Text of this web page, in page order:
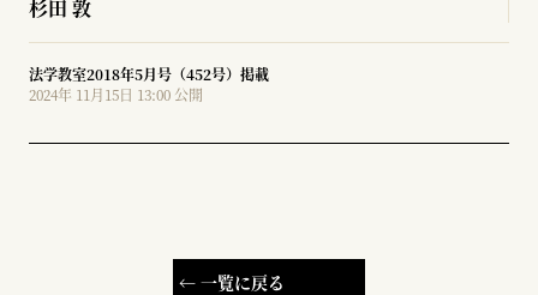
杉田 敦
法学教室2018年5月号（452号）掲載
2024年 11月15日 13:00 公開
← 一覧に戻る